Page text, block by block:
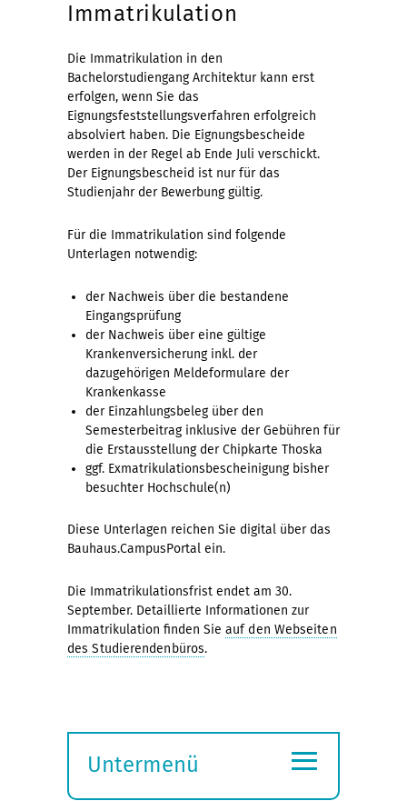
Immatrikulation
Die Immatrikulation in den
Bachelorstudiengang Architektur kann erst
erfolgen, wenn Sie das
Eignungsfeststellungsverfahren erfolgreich
absolviert haben. Die Eignungsbescheide
werden in der Regel ab Ende Juli verschickt.
Der Eignungsbescheid ist nur für das
Studienjahr der Bewerbung gültig.
Für die Immatrikulation sind folgende
Unterlagen notwendig:
der Nachweis über die bestandene
Eingangsprüfung
der Nachweis über eine gültige
Krankenversicherung inkl. der
dazugehörigen Meldeformulare der
Krankenkasse
der Einzahlungsbeleg über den
Semesterbeitrag inklusive der Gebühren für
die Erstausstellung der Chipkarte Thoska
ggf. Exmatrikulationsbescheinigung bisher
besuchter Hochschule(n)
Diese Unterlagen reichen Sie digital über das
Bauhaus.CampusPortal ein.
Die Immatrikulationsfrist endet am 30.
September. Detaillierte Informationen zur
Immatrikulation finden Sie auf den Webseiten
des Studierendenbüros.
Untermenü
≡